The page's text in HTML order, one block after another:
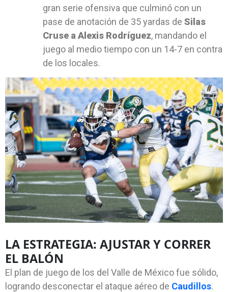
gran serie ofensiva que culminó con un
pase de anotación de 35 yardas de Silas
Cruse a Alexis Rodríguez, mandando el
juego al medio tiempo con un 14-7 en contra
de los locales.
LA ESTRATEGIA: AJUSTAR Y CORRER
EL BALÓN
El plan de juego de los del Valle de México fue sólido,
logrando desconectar el ataque aéreo de Caudillos.